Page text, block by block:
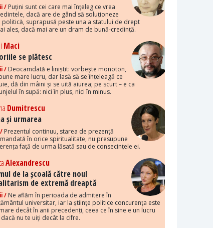
/ Puțini sunt cei care mai înțeleg ce vrea
dacă are de gând să soluționeze
politică, suprapusă peste una a statului de drept
ales, dacă mai are un dram de bună-credință.
Maci
se plătesc
/ Deocamdată e liniștit: vorbește monoton,
mare lucru, dar lasă să se înțeleagă ce
dă din mâini și se uită aiurea; pe scurt – e ca
în supă: nici în plus, nici în minus.
Dumitrescu
și urmarea
/ Prezentul continuu, starea de prezență
în orice spiritualitate, nu presupune
față de urma lăsată sau de consecințele ei.
Alexandrescu
de la școală către noul
de extremă dreaptă
/ Ne aflăm în perioada de admitere în
universitar, iar la științe politice concurența este
decât în anii precedenți, ceea ce în sine e un lucru
nu te uiți decât la cifre.